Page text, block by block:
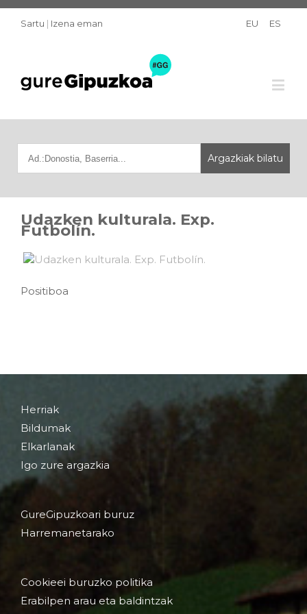
Sartu | Izena eman EU ES
Udazken kulturala. Exp.
Futbolín.
Positiboa
Herriak
Bildumak
Elkarlanak
Igo zure argazkia
GureGipuzkoari buruz
Harremanetarako
Cookieei buruzko politika
Erabilpen arau eta baldintzak